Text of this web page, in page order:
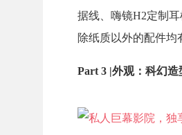
据线、嗨镜H2定制
除纸质以外的配件均
Part 3 |外观：科幻